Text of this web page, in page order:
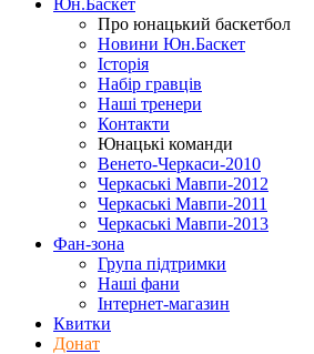
Юн.Баскет
Про юнацький баскетбол
Новини Юн.Баскет
Історія
Набір гравців
Наші тренери
Контакти
Юнацькі команди
Венето-Черкаси-2010
Черкаські Мавпи-2012
Черкаські Мавпи-2011
Черкаські Мавпи-2013
Фан-зона
Група підтримки
Наші фани
Інтернет-магазин
Квитки
Донат